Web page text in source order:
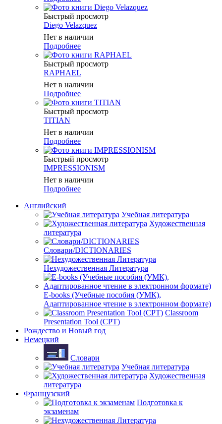
Быстрый просмотр
Diego Velazquez
Нет в наличии
Подробнее
Быстрый просмотр
RAPHAEL
Нет в наличии
Подробнее
Быстрый просмотр
TITIAN
Нет в наличии
Подробнее
Быстрый просмотр
IMPRESSIONISM
Нет в наличии
Подробнее
Английский
Учебная литература
Художественная
литература
Словари/DICTIONARIES
Нехудожественная Литература
E-books (Учебные пособия (УМК),
Адаптированное чтение в электронном формате)
Classroom
Presentation Tool (CPT)
Рождество и Новый год
Немецкий
Словари
Учебная литература
Художественная
литература
Французский
Подготовка к
экзаменам